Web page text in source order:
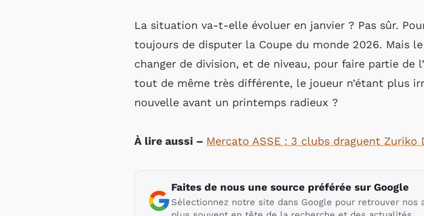
La situation va-t-elle évoluer en janvier ? Pas sûr.
toujours de disputer la Coupe du monde 2026. Mais
changer de division, et de niveau, pour faire partie de
tout de même très différente, le joueur n’étant plus
nouvelle avant un printemps radieux ?
À lire aussi – Mercato ASSE : 3 clubs draguent
Faites de nous une source préférée sur Google
Sélectionnez notre site dans Google pour retrouver nos